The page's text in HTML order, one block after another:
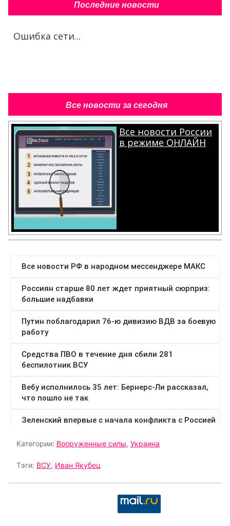
Последние новости
Ошибка сети...
Все новости за сегодня
Все новости России
в режиме ОНЛАЙН
.
Категории: Вооруженные силы, Украина
Тэги: ВСУ, Иван Якубец